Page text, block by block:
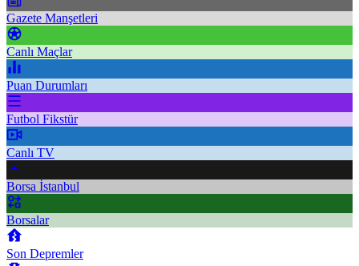
Gazete Manşetleri
Canlı Maçlar
Puan Durumları
Futbol Fikstür
Canlı TV
Borsa İstanbul
Borsalar
Son Depremler